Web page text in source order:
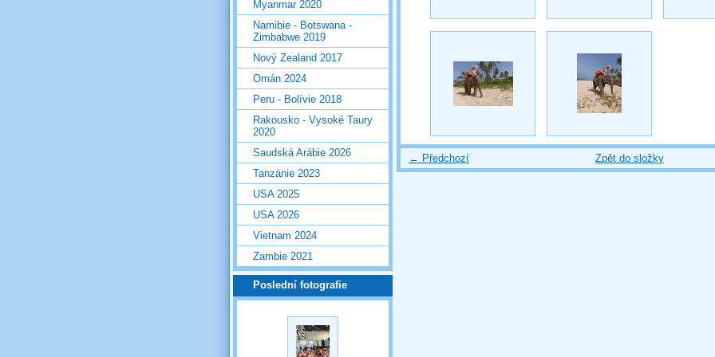
← Předchozí Zpět do složky
Myanmar 2020
Namibie - Botswana -
Zimbabwe 2019
Nový Zealand 2017
Omán 2024
Peru - Bolívie 2018
Rakousko - Vysoké Taury
2020
Saudská Arábie 2026
Tanzánie 2023
USA 2025
USA 2026
Vietnam 2024
Zambie 2021
Poslední fotografie